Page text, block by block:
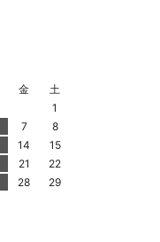
金
土
1
7
8
14
15
21
22
28
29